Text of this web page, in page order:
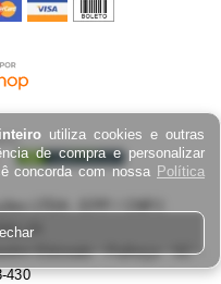
utiliza cookies e outras
de compra e personalizar
concorda com nossa Política
29
Eldorado - Palhoça - SC -
430